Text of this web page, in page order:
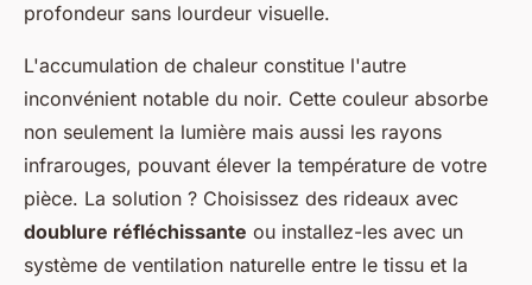
profondeur sans lourdeur visuelle.
L'accumulation de chaleur constitue l'autre
inconvénient notable du noir. Cette couleur absorbe
non seulement la lumière mais aussi les rayons
infrarouges, pouvant élever la température de votre
pièce. La solution ? Choisissez des rideaux avec
doublure réfléchissante ou installez-les avec un
système de ventilation naturelle entre le tissu et la